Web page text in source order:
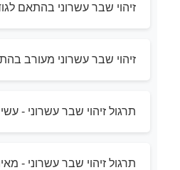
זיהוי שבר עשרוני בהתאם
זיהוי שבר עשרוני מעורב
תרגול זיהוי שבר עשרוני -
תרגול זיהוי שבר עשרוני -